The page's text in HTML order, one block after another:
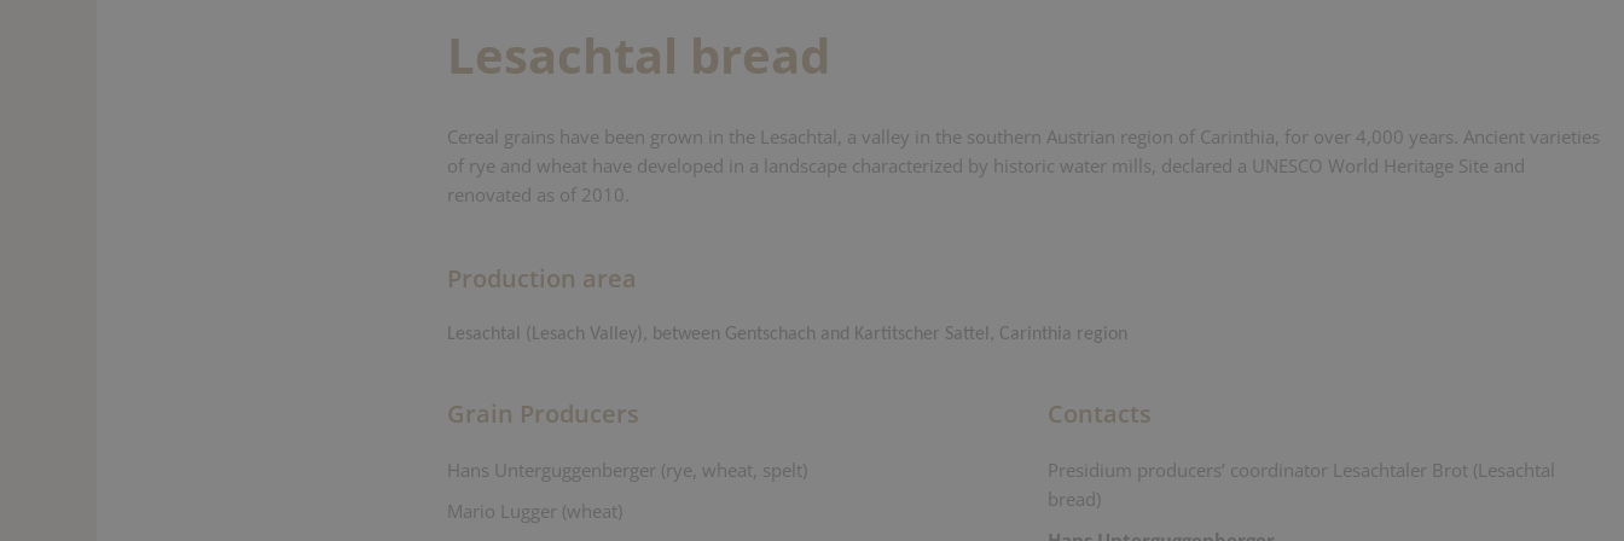
Lesachtal bread
Cereal grains have been grown in the Lesachtal, a valley in the southern Austrian region of Carinthia, for over 4,000 years. Ancient varieties
of rye and wheat have developed in a landscape characterized by historic water mills, declared a UNESCO World Heritage Site and
renovated as of 2010.
Production area
Lesachtal (Lesach Valley), between Gentschach and Kartitscher Sattel, Carinthia region
Grain Producers
Hans Unterguggenberger (rye, wheat, spelt)
Mario Lugger (wheat)
Contacts
Presidium producers’ coordinator Lesachtaler Brot (Lesachtal
bread)